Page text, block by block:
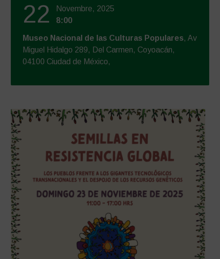
22
Novembre, 2025
8:00
Museo Nacional de las Culturas Populares, Av
Miguel Hidalgo 289, Del Carmen, Coyoacán,
04100 Ciudad de México,